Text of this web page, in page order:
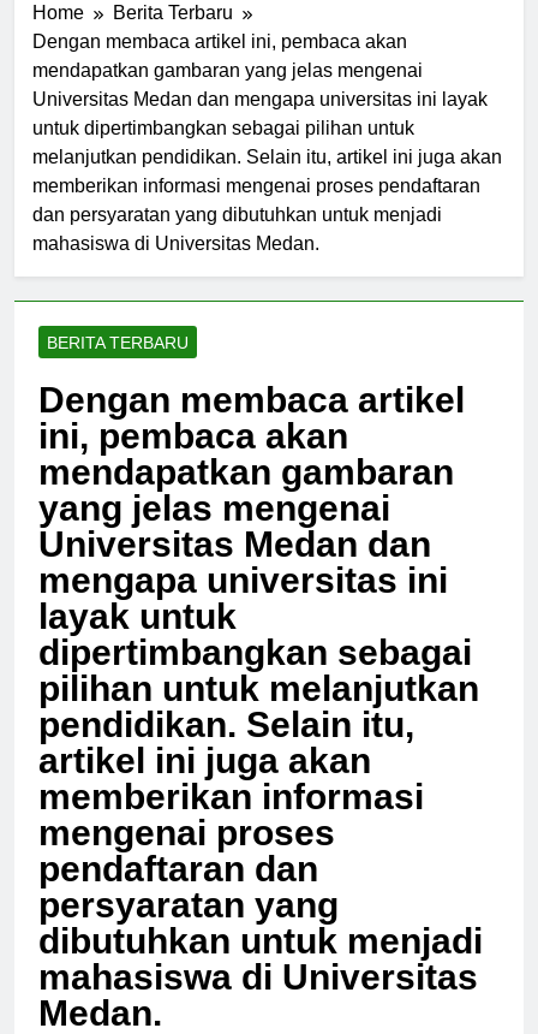
Home
Berita Terbaru
Dengan membaca artikel ini, pembaca akan
mendapatkan gambaran yang jelas mengenai
Universitas Medan dan mengapa universitas ini layak
untuk dipertimbangkan sebagai pilihan untuk
melanjutkan pendidikan. Selain itu, artikel ini juga akan
memberikan informasi mengenai proses pendaftaran
dan persyaratan yang dibutuhkan untuk menjadi
mahasiswa di Universitas Medan.
BERITA TERBARU
Dengan membaca artikel
ini, pembaca akan
mendapatkan gambaran
yang jelas mengenai
Universitas Medan dan
mengapa universitas ini
layak untuk
dipertimbangkan sebagai
pilihan untuk melanjutkan
pendidikan. Selain itu,
artikel ini juga akan
memberikan informasi
mengenai proses
pendaftaran dan
persyaratan yang
dibutuhkan untuk menjadi
mahasiswa di Universitas
Medan.